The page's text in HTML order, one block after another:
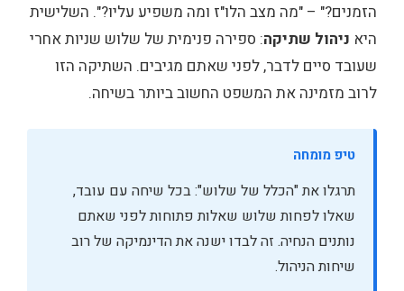
הזמנים?" – "מה מצב הלו"ז ומה משפיע עליו?". השלישית
היא ניהול שתיקה: ספירה פנימית של שלוש שניות אחרי
שעובד סיים לדבר, לפני שאתם מגיבים. השתיקה הזו
לרוב מזמינה את המשפט החשוב ביותר בשיחה.
טיפ מומחה
תרגלו את "הכלל של שלוש": בכל שיחה עם עובד,
שאלו לפחות שלוש שאלות פתוחות לפני שאתם
נותנים הנחיה. זה לבדו ישנה את הדינמיקה של רוב
שיחות הניהול.